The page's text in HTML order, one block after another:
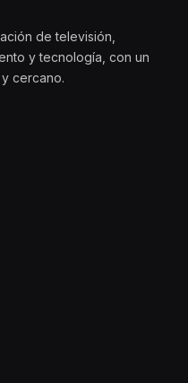
de televisión,
y tecnología, con un
cercano.